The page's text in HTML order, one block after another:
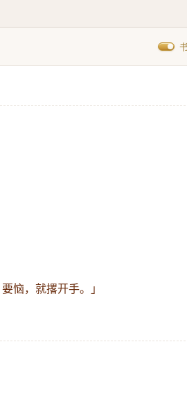
恼，就撂开手。」